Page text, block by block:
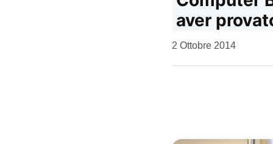
aver
da
2 Ottobre 2014